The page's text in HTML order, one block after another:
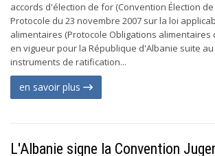
accords d'élection de for (Convention Élection de
Protocole du 23 novembre 2007 sur la loi
alimentaires (Protocole Obligations alimentaires
en vigueur pour la République d'Albanie suite
instruments de ratification...
en savoir plus
L'Albanie signe la Convention